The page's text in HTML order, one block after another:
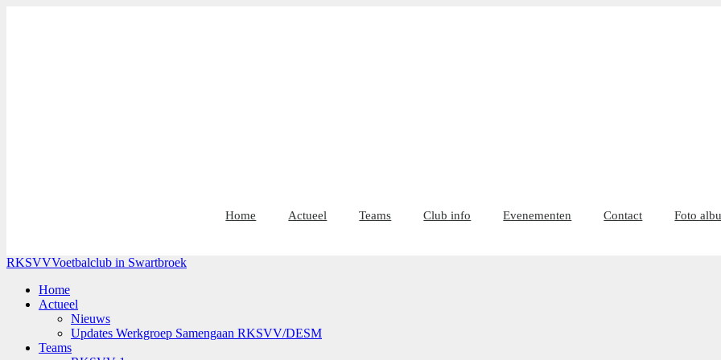
Home Actueel Teams Club info Evenementen Contact Foto
RKSVVVoetbalclub in Swartbroek
Home
Actueel
Nieuws
Updates Werkgroep Samengaan RKSVV/DESM
Teams